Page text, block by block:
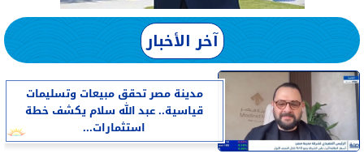
آخر الأخبار
مدينة مصر تحقق مبيعات وتسليمات
قياسية.. عبد الله سلام يكشف خطة
استثمارات...